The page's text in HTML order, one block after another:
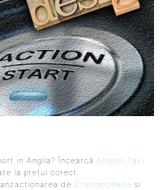
in Anglia? Încearcă Airport Taxi
la prețul corect.
de Criptomonede si